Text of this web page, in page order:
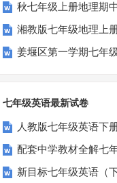
秋七年级上册地理期
湘教版七年级地理上
姜堰区第一学期七年
七年级英语最新试卷
人教版七年级英语下
配套中学教材全解七
新目标七年级英语（